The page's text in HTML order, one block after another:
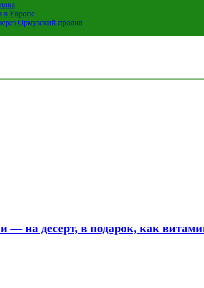
в Европе
Ормузский пролив
— на десерт, в подарок, как